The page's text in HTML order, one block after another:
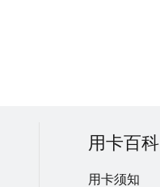
用卡百科
用卡须知